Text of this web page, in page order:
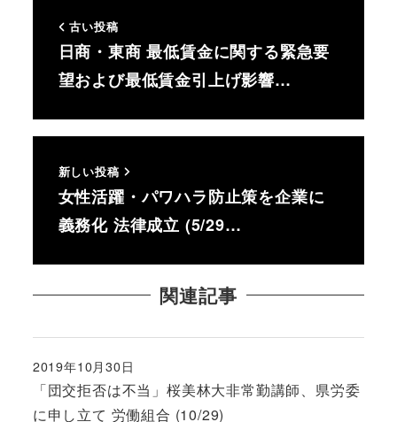
古い投稿
日商・東商 最低賃金に関する緊急要
望および最低賃金引上げ影響…
新しい投稿
女性活躍・パワハラ防止策を企業に
義務化 法律成立 (5/29…
関連記事
「団交拒否は不当」桜美林大非常勤講師、県労委
に申し立て 労働組合 (10/29)
投稿日
2019年10月30日